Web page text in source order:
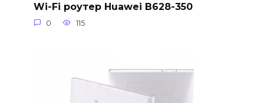
Wi-Fi роутер Huawei B628-350
0 115